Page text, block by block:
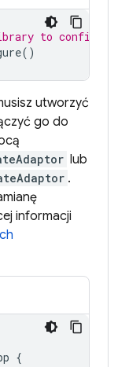
to configure
()
utworzyć
go do
lub
.
informacji
{